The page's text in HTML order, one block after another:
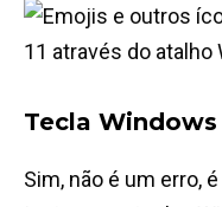
Tecla Windows
Sim, não é um erro,